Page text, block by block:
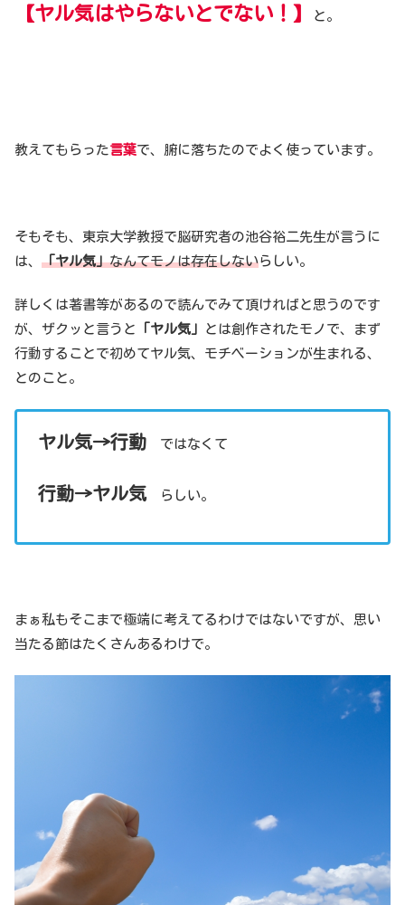
【ヤル気はやらないとでない！】 と。
教えてもらった言葉で、腑に落ちたのでよく使っています。
そもそも、東京大学教授で脳研究者の池谷裕二先生が言うに
は、 「ヤル気」なんてモノは存在しないらしい。
詳しくは著書等があるので読んでみて頂ければと思うのです
が、ザクッと言うと
「ヤル気」
とは創作されたモノで、まず
行動することで初めてヤル気、モチベーションが生まれる、
とのこと。
ヤル気→行動ではなくて
行動→ヤル気らしい。
まぁ私もそこまで極端に考えてるわけではないですが、思い
当たる節はたくさんあるわけで。